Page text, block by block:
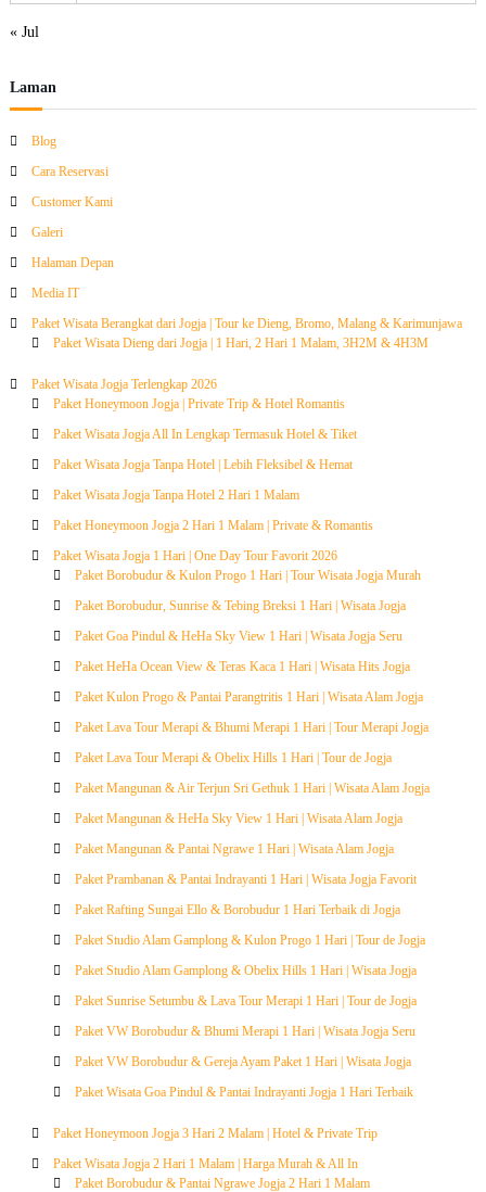
« Jul
Laman
Blog
Cara Reservasi
Customer Kami
Galeri
Halaman Depan
Media IT
Paket Wisata Berangkat dari Jogja | Tour ke Dieng, Bromo, Malang & Karimunjawa
Paket Wisata Dieng dari Jogja | 1 Hari, 2 Hari 1 Malam, 3H2M & 4H3M
Paket Wisata Jogja Terlengkap 2026
Paket Honeymoon Jogja | Private Trip & Hotel Romantis
Paket Wisata Jogja All In Lengkap Termasuk Hotel & Tiket
Paket Wisata Jogja Tanpa Hotel | Lebih Fleksibel & Hemat
Paket Wisata Jogja Tanpa Hotel 2 Hari 1 Malam
Paket Honeymoon Jogja 2 Hari 1 Malam | Private & Romantis
Paket Wisata Jogja 1 Hari | One Day Tour Favorit 2026
Paket Borobudur & Kulon Progo 1 Hari | Tour Wisata Jogja Murah
Paket Borobudur, Sunrise & Tebing Breksi 1 Hari | Wisata Jogja
Paket Goa Pindul & HeHa Sky View 1 Hari | Wisata Jogja Seru
Paket HeHa Ocean View & Teras Kaca 1 Hari | Wisata Hits Jogja
Paket Kulon Progo & Pantai Parangtritis 1 Hari | Wisata Alam Jogja
Paket Lava Tour Merapi & Bhumi Merapi 1 Hari | Tour Merapi Jogja
Paket Lava Tour Merapi & Obelix Hills 1 Hari | Tour de Jogja
Paket Mangunan & Air Terjun Sri Gethuk 1 Hari | Wisata Alam Jogja
Paket Mangunan & HeHa Sky View 1 Hari | Wisata Alam Jogja
Paket Mangunan & Pantai Ngrawe 1 Hari | Wisata Alam Jogja
Paket Prambanan & Pantai Indrayanti 1 Hari | Wisata Jogja Favorit
Paket Rafting Sungai Ello & Borobudur 1 Hari Terbaik di Jogja
Paket Studio Alam Gamplong & Kulon Progo 1 Hari | Tour de Jogja
Paket Studio Alam Gamplong & Obelix Hills 1 Hari | Wisata Jogja
Paket Sunrise Setumbu & Lava Tour Merapi 1 Hari | Tour de Jogja
Paket VW Borobudur & Bhumi Merapi 1 Hari | Wisata Jogja Seru
Paket VW Borobudur & Gereja Ayam Paket 1 Hari | Wisata Jogja
Paket Wisata Goa Pindul & Pantai Indrayanti Jogja 1 Hari Terbaik
Paket Honeymoon Jogja 3 Hari 2 Malam | Hotel & Private Trip
Paket Wisata Jogja 2 Hari 1 Malam | Harga Murah & All In
Paket Borobudur & Pantai Ngrawe Jogja 2 Hari 1 Malam